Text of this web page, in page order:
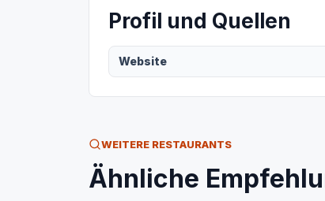
Profil und Quellen
Website
WEITERE RESTAURANTS
Ähnliche